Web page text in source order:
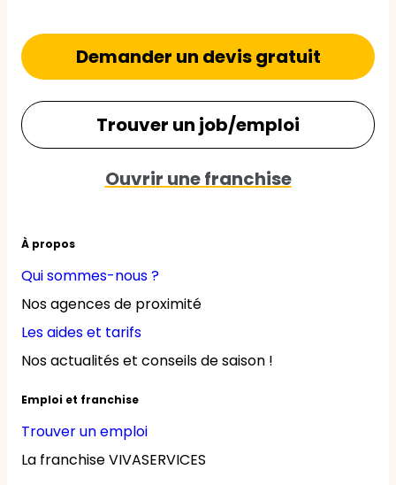
À propos
Qui sommes-nous ?
Nos agences de proximité
Les aides et tarifs
Nos actualités et conseils de saison !
Emploi et franchise
Trouver un emploi
La franchise VIVASERVICES
Demander un devis gratuit
Trouver un job/emploi
Ouvrir une franchise